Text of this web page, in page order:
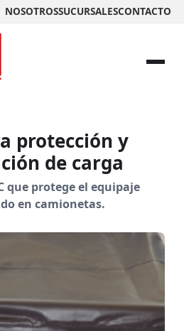
NOSOTROSSUCURSALESCONTACTO
protección y
de carga
que protege el equipaje
en camionetas.